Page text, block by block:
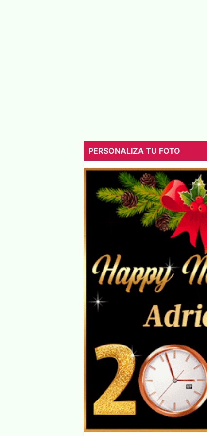
PERSONALIZA TU FOTO